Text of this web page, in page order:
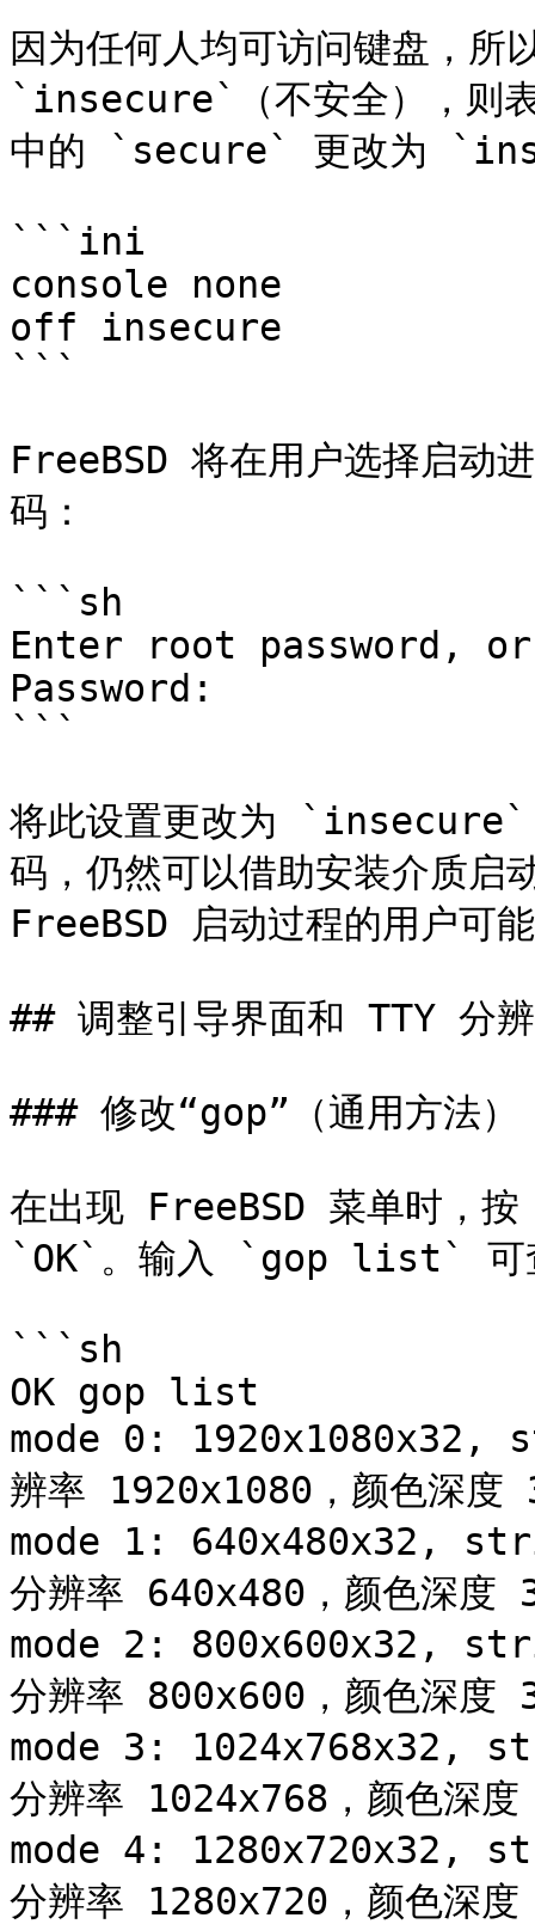
因为任何人均可访问键盘，所
`insecure`（不安全），则表
中的 `secure` 更改为
```ini
console	none				unknown
off insecure
```
FreeBSD 将在用户选择启动
码：
```sh
Enter root password,
Password:
```
将此设置更改为
码，仍然可以借助安装介质启
FreeBSD 启动过程的用户可
## 调整引导界面和 TTY 分
### 修改“gop”（通用方法）
在出现 FreeBSD 菜单时，
`OK`。输入 `gop list` 可查
```sh
OK gop list
mode 0: 1920x1080x32,
辨率 1920x1080，颜色深
mode 1: 640x480x32,
分辨率 640x480，颜色深度
mode 2: 800x600x32,
分辨率 800x600，颜色深度
mode 3: 1024x768x32,
分辨率 1024x768，颜色深
mode 4: 1280x720x32,
分辨率 1280x720，颜色深